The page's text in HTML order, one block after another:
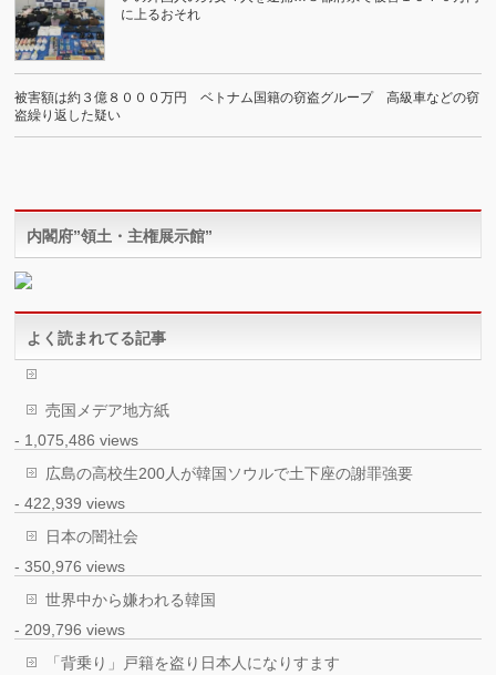
に上るおそれ
被害額は約３億８０００万円 ベトナム国籍の窃盗グループ 高級車などの窃
盗繰り返した疑い
内閣府”領土・主権展示館”
よく読まれてる記事
売国メデア地方紙
- 1,075,486 views
広島の高校生200人が韓国ソウルで土下座の謝罪強要
- 422,939 views
日本の闇社会
- 350,976 views
世界中から嫌われる韓国
- 209,796 views
「背乗り」戸籍を盗り日本人になりすます